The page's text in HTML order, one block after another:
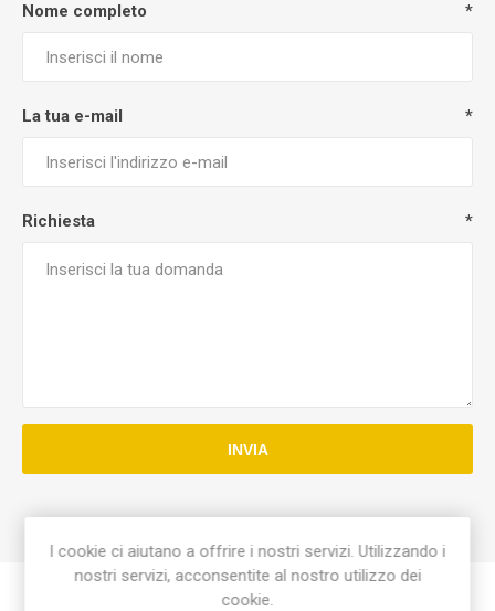
Nome completo *
La tua e-mail *
Richiesta *
INVIA
I cookie ci aiutano a offrire i nostri servizi. Utilizzando i
nostri servizi, acconsentite al nostro utilizzo dei
cookie.